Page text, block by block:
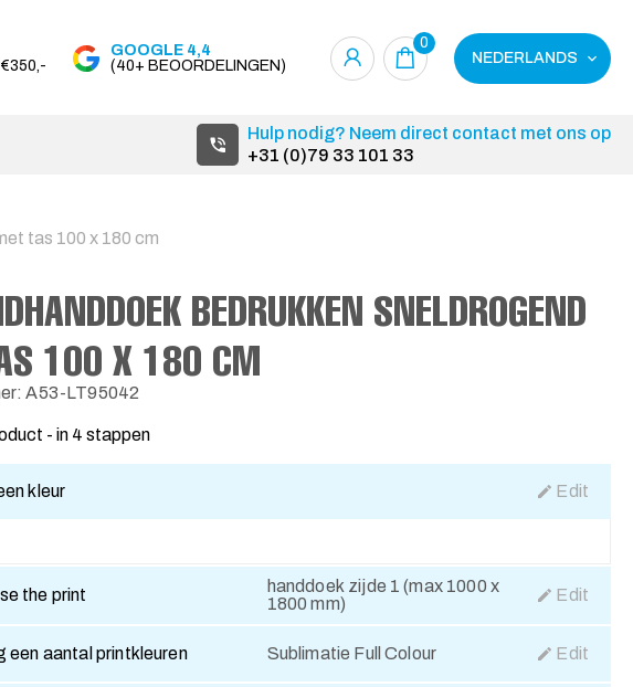
GOOGLE 4,4
(40+ BEOORDELINGEN)
0
NEDERLANDS
Hulp nodig? Neem direct contact met ons op
+31 (0)79 33 101 33
tas 100 x 180 cm
BEDRUKKEN SNELDROGEND
100 X 180 CM
A53-LT95042
- in 4 stappen
kleur Edit
the print
handdoek zijde 1 (max 1000 x
1800 mm)
Edit
een aantal printkleuren Sublimatie Full Colour Edit